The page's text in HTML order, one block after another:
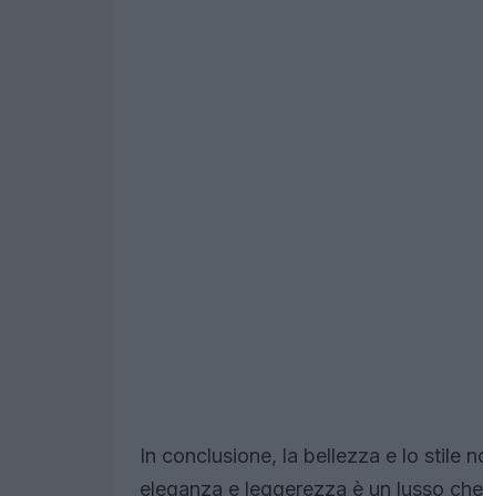
In conclusione, la bellezza e lo stile
eleganza e leggerezza è un lusso